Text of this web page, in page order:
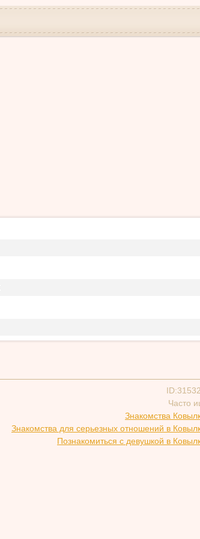
Часто
Знакомства
Знакомства для серьезных отношений в
Познакомиться с девушкой в